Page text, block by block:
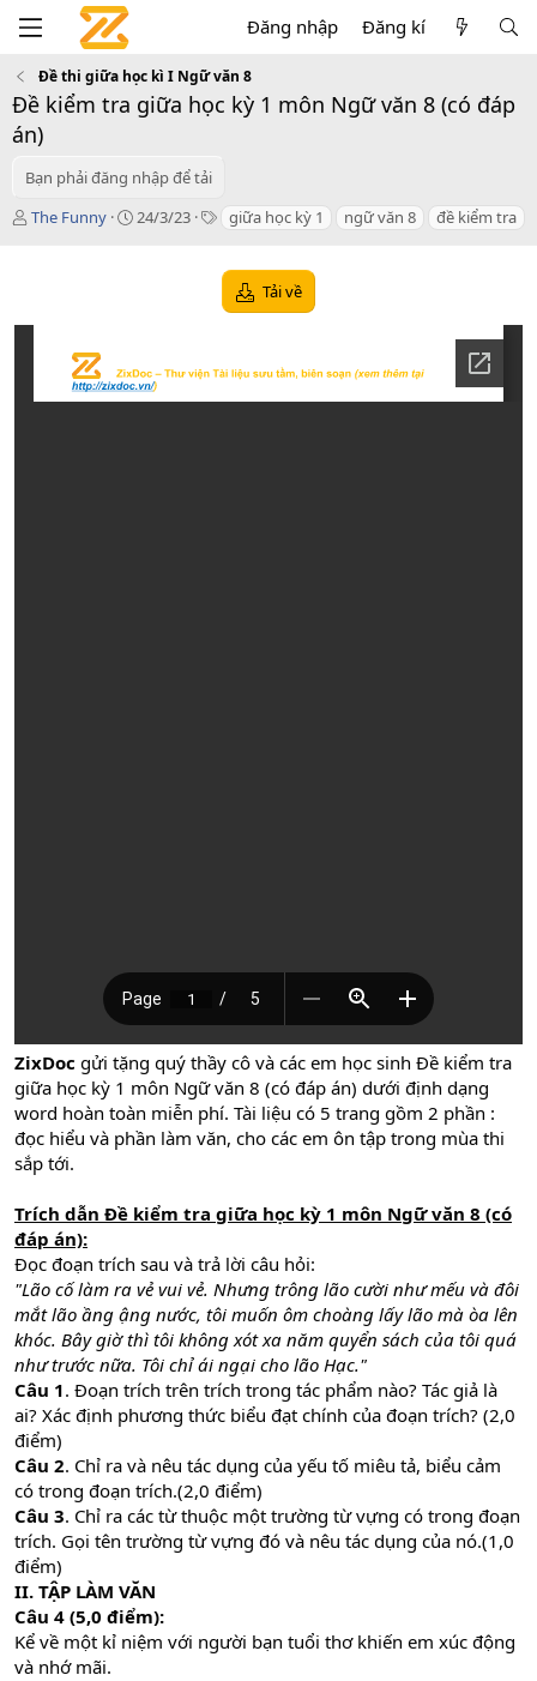
Đăng nhập Đăng kí
Đề thi giữa học kì I Ngữ văn 8
Đề kiểm tra giữa học kỳ 1 môn Ngữ văn 8 (có đáp
án)
Bạn phải đăng nhập để tải
T
ả
The Funny
C
n
d
24/3/23
T
s
giữa học kỳ 1 ngữ văn 8 đề kiểm tra
Tải về
ZixDoc gửi tặng quý thầy cô và các em học sinh Đề kiểm tra
giữa học kỳ 1 môn Ngữ văn 8 (có đáp án) dưới định dạng
word hoàn toàn miễn phí. Tài liệu có 5 trang gồm 2 phần :
đọc hiểu và phần làm văn, cho các em ôn tập trong mùa thi
sắp tới.
Trích dẫn Đề kiểm tra giữa học kỳ 1 môn Ngữ văn 8 (có
đáp án):
Đọc đoạn trích sau và trả lời câu hỏi:
"Lão cố làm ra vẻ vui vẻ. Nhưng trông lão cười như mếu và đôi
mắt lão ầng ậng nước, tôi muốn ôm choàng lấy lão mà òa lên
khóc. Bây giờ thì tôi không xót xa năm quyển sách của tôi quá
như trước nữa. Tôi chỉ ái ngại cho lão Hạc."
Câu 1. Đoạn trích trên trích trong tác phẩm nào? Tác giả là
ai? Xác định phương thức biểu đạt chính của đoạn trích? (2,0
điểm)
Câu 2. Chỉ ra và nêu tác dụng của yếu tố miêu tả, biểu cảm
có trong đoạn trích.(2,0 điểm)
Câu 3. Chỉ ra các từ thuộc một trường từ vựng có trong đoạn
trích. Gọi tên trường từ vựng đó và nêu tác dụng của nó.(1,0
điểm)
II. TẬP LÀM VĂN
Câu 4 (5,0 điểm):
Kể về một kỉ niệm với người bạn tuổi thơ khiến em xúc động
và nhớ mãi.